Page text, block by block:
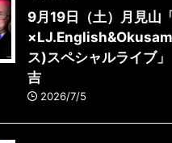
9月19日（土）月見山
ス)スペシャルライブ
吉
2026/7/5